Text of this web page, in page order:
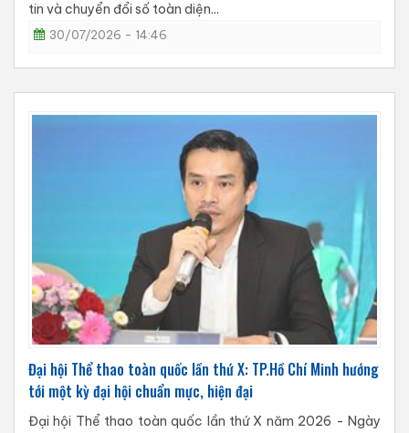
tin và chuyển đổi số toàn diện...
30/07/2026 - 14:46
Đại hội Thể thao toàn quốc lần thứ X: TP.Hồ Chí Minh hướng
tới một kỳ đại hội chuẩn mực, hiện đại
Đại hội Thể thao toàn quốc lần thứ X năm 2026 - Ngày